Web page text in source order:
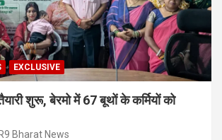
EXCLUSIVE
शुरू, बेरमो में 67 बूथों के कर्मियों को
R9 Bharat News